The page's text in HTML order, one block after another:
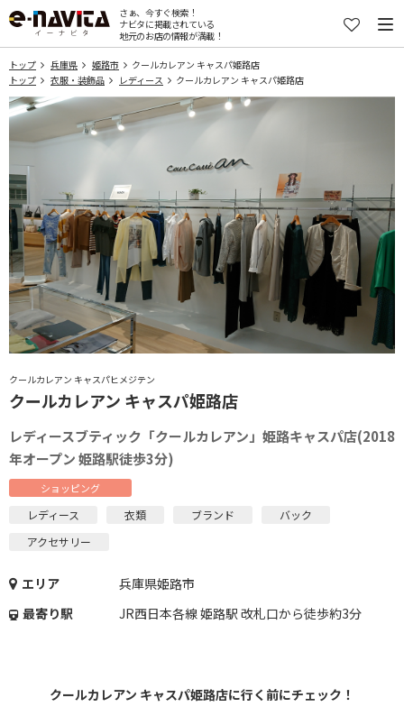
さぁ、今すぐ検索！
ナビタに掲載されている
地元のお店の情報が満載！
トップ 兵庫県 姫路市
クールカレアン キャスパ姫路店
トップ
衣服・装飾品 レディース クールカレアン キャスパ姫路店
クールカレアン キャスパヒメジテン
クールカレアン キャスパ姫路店
レディースブティック「クールカレアン」姫路キャスパ店(2018
年オープン 姫路駅徒歩3分)
ショッピング
レディース 衣類 ブランド
バック
アクセサリー
エリア
兵庫県姫路市
最寄り駅
JR西日本各線 姫路駅 改札口から徒歩約3分
クールカレアン キャスパ姫路店に行く前にチェック！